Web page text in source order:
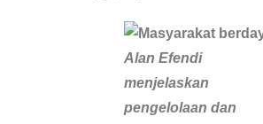
Alan Efendi
menjelaskan
pengelolaan dan